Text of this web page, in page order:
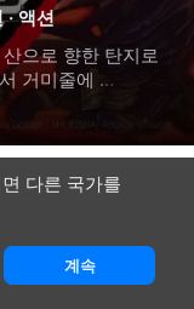
·액션
으로 향한 탄지로
거미줄에
귀멸의
칼날:
다른 국가를
계속